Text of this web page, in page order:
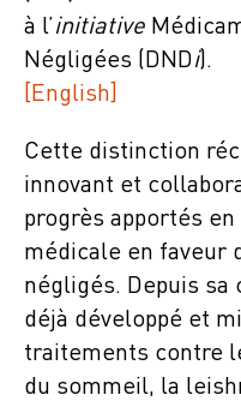
à l’initiative
Négligées (DNDi).
[English]
Cette distinction
innovant et
progrès apportés
médicale en faveur
négligés. Depuis sa
déjà développé et
traitements contre
du sommeil, la